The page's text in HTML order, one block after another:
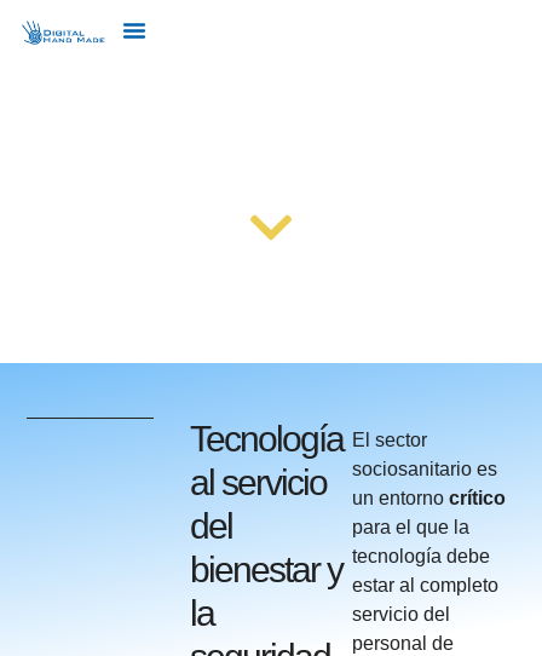
Tecnología
al servicio
del
bienestar y
la
El sector
sociosanitario es
un entornocrítico
para el que la
tecnología debe
estar al completo
servicio del
personal de